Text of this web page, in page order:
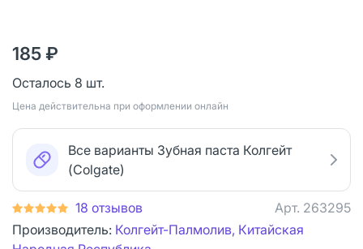
185 ₽
Осталось 8 шт.
Цена действительна при оформлении онлайн
Все варианты Зубная паста Колгейт
(Colgate)
18 отзывов Арт. 263295
Производитель: Колгейт-Палмолив, Китайская